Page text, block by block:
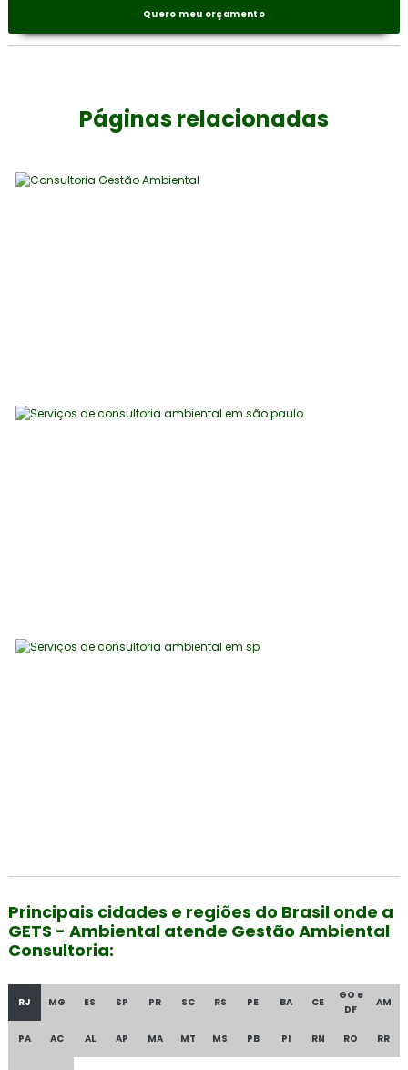
Quero meu orçamento
Páginas relacionadas
Principais cidades e regiões do Brasil onde a
GETS - Ambiental atende Gestão Ambiental
Consultoria:
RJ MG ES SP PR SC RS PE BA CE
GO e
DF
AM
PA AC AL AP MA MT MS PB PI RN RO RR